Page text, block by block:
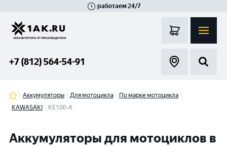
работаем 24/7
+7 (812) 564-54-91
Аккумуляторы Для мотоцикла
По марке мотоцикла
KAWASAKI
KE100-A
Аккумуляторы для мотоциклов в
Гатчина